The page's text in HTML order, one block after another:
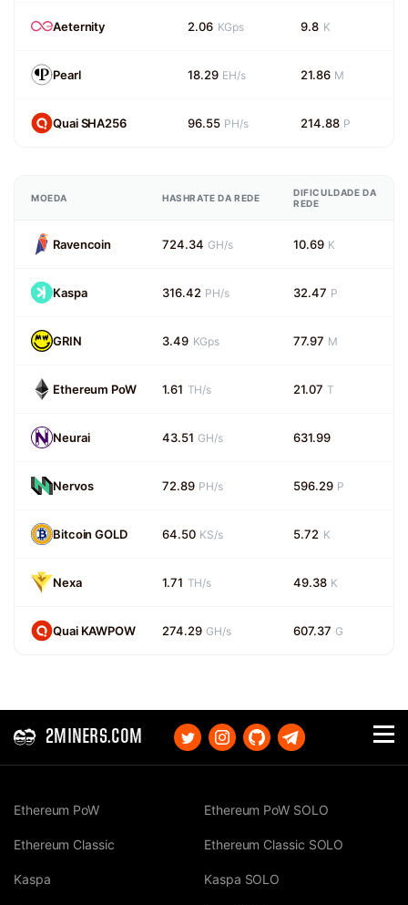
Aeternity 2.06 KGps 9.8 K
Pearl 18.29 EH/s 21.86 M
Quai SHA256 96.55 PH/s 214.88 P
MOEDA HASHRATE DA REDE
DIFICULDADE DA
REDE
Ravencoin 724.34 GH/s 10.69 K
Kaspa 316.42 PH/s 32.47 P
GRIN 3.49 KGps 77.97 M
Ethereum PoW 1.61 TH/s 21.07 T
Neurai 43.51 GH/s 631.99
Nervos 72.89 PH/s 596.29 P
Bitcoin GOLD 64.50 KS/s 5.72 K
Nexa 1.71 TH/s 49.38 K
Quai KAWPOW 274.29 GH/s 607.37 G
2MINERS.COM
Ethereum PoW
Ethereum Classic
Kaspa
Ethereum PoW SOLO
Ethereum Classic SOLO
Kaspa SOLO